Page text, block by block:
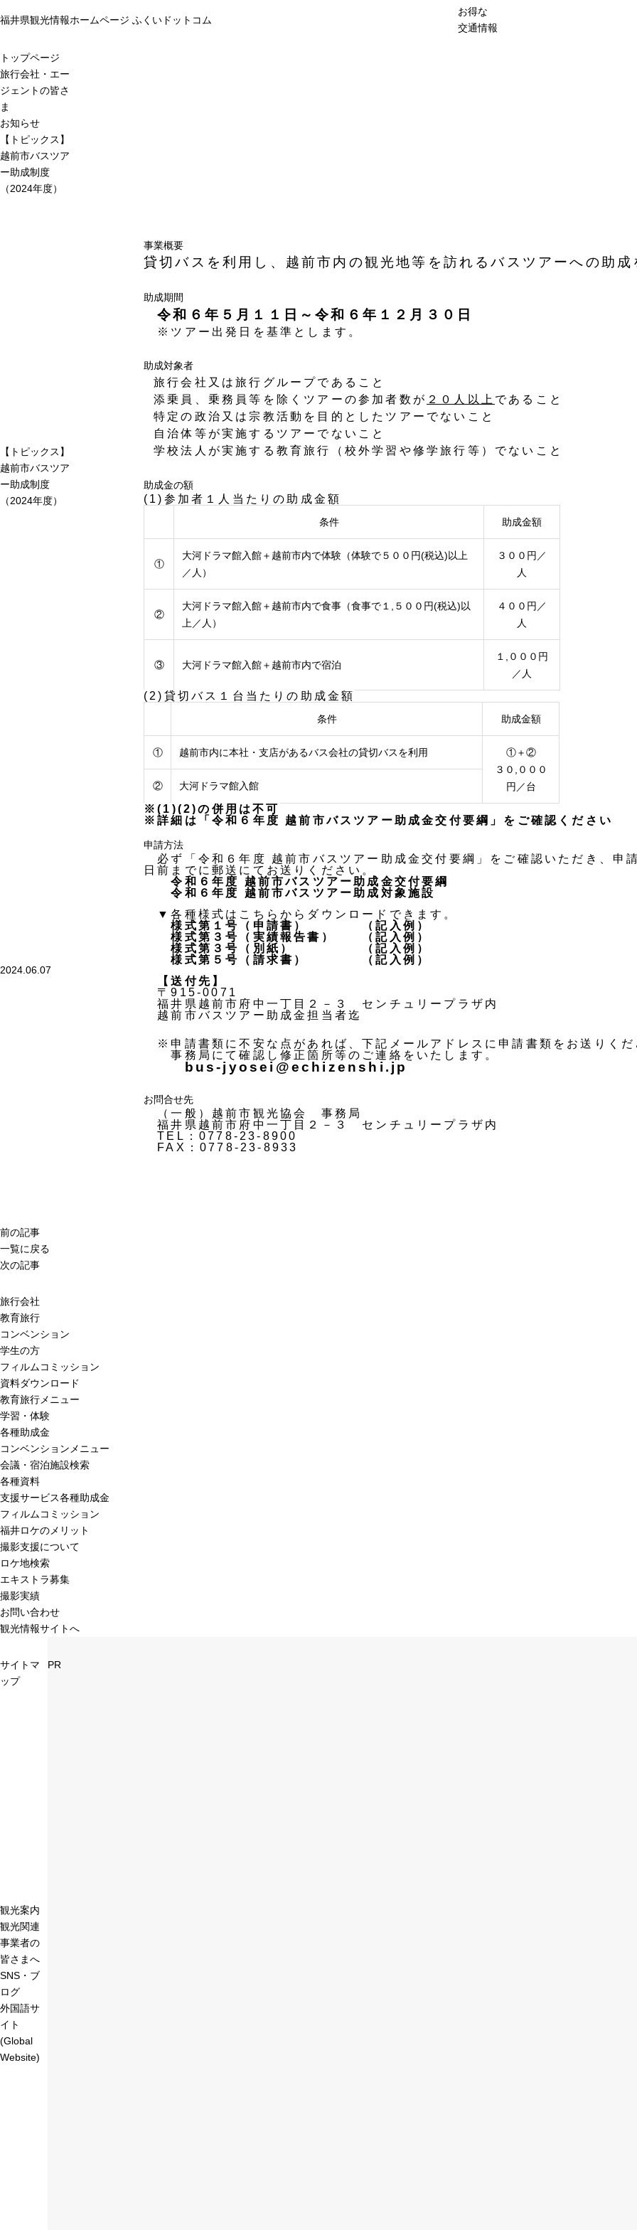
福井県観光情報ホームページ ふくいドットコム
お得な
交通情報
トップページ
旅行会社・エー
ジェントの皆さ
ま
お知らせ
【トピックス】
越前市バスツア
ー助成制度
（2024年度）
【トピックス】
越前市バスツア
ー助成制度
（2024年度）
2024.06.07
事業概要
貸切バスを利用し、越前市内の観光地等を訪れるバスツアーへの助
助成期間
令和６年５月１１日～令和６年１２月３０日
※ツアー出発日を基準とします。
助成対象者
旅行会社又は旅行グループであること
添乗員、乗務員等を除くツアーの参加者数が ２０人以上 であること
特定の政治又は宗教活動を目的としたツアーでないこと
自治体等が実施するツアーでないこと
学校法人が実施する教育旅行（校外学習や修学旅行等）でないこと
助成金の額
(1)参加者１人当たりの助成金額
条件 助成金額
①
大河ドラマ館入館＋越前市内で体験（体験で５００円(税込)以上
／人）
３００円／
人
②
大河ドラマ館入館＋越前市内で食事（食事で１,５００円(税込)以
上／人）
４００円／
人
③ 大河ドラマ館入館＋越前市内で宿泊
１,０００円
／人
(2)貸切バス１台当たりの助成金額
条件 助成金額
① 越前市内に本社・支店があるバス会社の貸切バスを利用
①＋②
３０,０００
円／台
② 大河ドラマ館入館
※(1)(2)の併用は不可
※詳細は「令和６年度 越前市バスツアー助成金交付要綱」をご確認ください
申請方法
必ず「令和６年度 越前市バスツアー助成金交付要綱 」をご確認いただき、申
日前までに郵送にてお送りください。
令和６年度 越前市バスツアー助成金交付要綱
令和６年度 越前市バスツアー助成対象施設
▼各種様式はこちらからダウンロードできます。
様式第１号（申請書）
（記入例）
様式第３号（実績報告書）
（記入例）
様式第３号（別紙）
（記入例）
様式第５号（請求書）
（記入例）
【送付先】
〒915-0071
福井県越前市府中一丁目２－３ センチュリープラザ内
越前市バスツアー助成金担当者迄
※申請書類に不安な点があれば、下記メールアドレスに申請書類をお送りくだ
事務局にて確認し修正箇所等のご連絡をいたします。
bus-jyosei@echizenshi.jp
お問合せ先
（一般）越前市観光協会 事務局
福井県越前市府中一丁目２－３ センチュリープラザ内
TEL：0778-23-8900
FAX：0778-23-8933
前の記事
一覧に戻る
次の記事
旅行会社
教育旅行
コンベンション
学生の方
フィルムコミッション
資料ダウンロード
教育旅行メニュー
学習・体験
各種助成金
コンベンションメニュー
会議・宿泊施設検索
各種資料
支援サービス各種助成金
フィルムコミッション
福井ロケのメリット
撮影支援について
ロケ地検索
エキストラ募集
撮影実績
お問い合わせ
観光情報サイトへ
サイトマ
ップ
観光案内
観光関連
事業者の
皆さまへ
SNS・ブ
ログ
外国語サ
イト
(Global
Website)
PR